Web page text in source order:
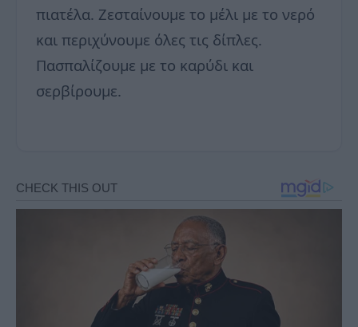
πιατέλα. Ζεσταίνουμε το μέλι με το νερό
και περιχύνουμε όλες τις δίπλες.
Πασπαλίζουμε με το καρύδι και
σερβίρουμε.